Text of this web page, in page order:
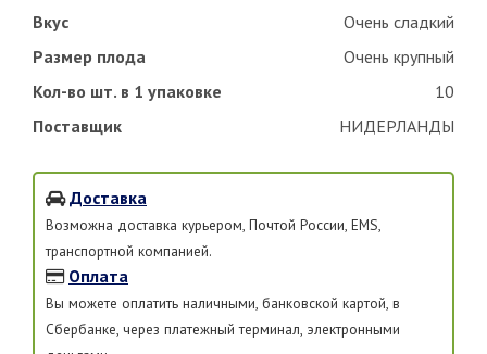
Вкус
Очень сладкий
Размер плода
Очень крупный
Кол-во шт. в 1 упаковке
10
Поставщик
НИДЕРЛАНДЫ
Доставка
Возможна доставка курьером, Почтой России, EMS,
транспортной компанией.
Оплата
Вы можете оплатить наличными, банковской картой, в
Сбербанке, через платежный терминал, электронными